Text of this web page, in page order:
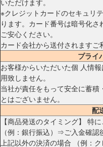
※クレジットカードのセキュリ
ります。カード番号は暗号化
ご安心ください。
カード会社から送付されますご
プライ
お客様からいただいた個 人情
用致しません。
当社が責任をもって安全に蓄積
とはございません。
配
【商品発送のタイミング】 特
（例：銀行振込）⇒ご入金確認
上記以外の決済の場合 （例：